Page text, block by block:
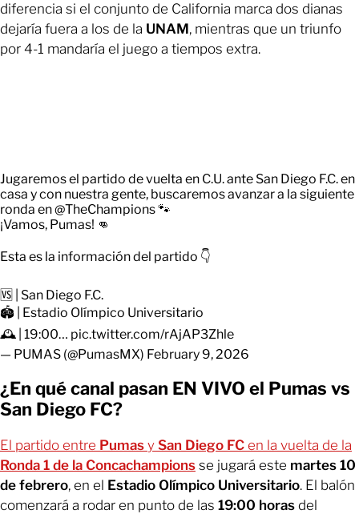
diferencia si el conjunto de California marca dos dianas
dejaría fuera a los de la UNAM, mientras que un triunfo
por 4-1 mandaría el juego a tiempos extra.
Jugaremos el partido de vuelta en C.U. ante San Diego F.C. en
casa y con nuestra gente, buscaremos avanzar a la siguiente
ronda en@TheChampions🐾
¡Vamos, Pumas! 👊
Esta es la información del partido 👇
🆚 | San Diego F.C.
🏟️ | Estadio Olímpico Universitario
🕰️ | 19:00… pic.twitter.com/rAjAP3Zhle
— PUMAS (@PumasMX) February 9, 2026
¿En qué canal pasan EN VIVO el Pumas vs
San Diego FC?
El partido entre Pumas y San Diego FC en la vuelta de la
Ronda 1 de la Concachampions se jugará este martes 10
de febrero, en el Estadio Olímpico Universitario. El balón
comenzará a rodar en punto de las 19:00 horas del